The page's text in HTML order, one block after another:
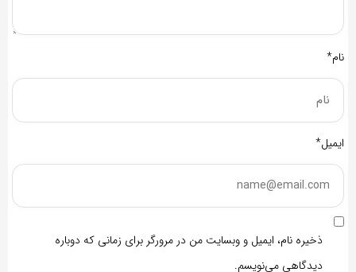
نام*
ایمیل*
ذخیره نام، ایمیل و وبسایت من در مرورگر برای زمانی که دوباره
دیدگاهی می‌نویسم.